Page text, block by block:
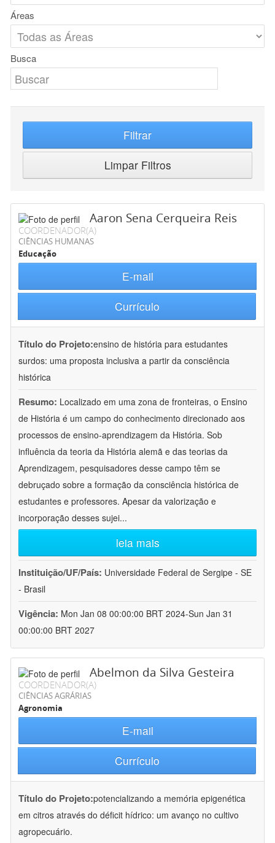
Áreas
Busca
Filtrar
Limpar Filtros
Aaron Sena Cerqueira Reis
COORDENADOR(A)
CIÊNCIAS HUMANAS
Educação
E-mail
Currículo
Título do Projeto:ensino de história para estudantes
surdos: uma proposta inclusiva a partir da consciência
histórica
Resumo: Localizado em uma zona de fronteiras, o Ensino
de História é um campo do conhecimento direcionado aos
processos de ensino-aprendizagem da História. Sob
influência da teoria da História alemã e das teorias da
Aprendizagem, pesquisadores desse campo têm se
debruçado sobre a formação da consciência histórica de
estudantes e professores. Apesar da valorização e
incorporação desses sujei...
leia mais
Instituição/UF/País: Universidade Federal de Sergipe - SE
- Brasil
Vigência: Mon Jan 08 00:00:00 BRT 2024-Sun Jan 31
00:00:00 BRT 2027
Abelmon da Silva Gesteira
COORDENADOR(A)
CIÊNCIAS AGRÁRIAS
Agronomia
E-mail
Currículo
Título do Projeto:potencializando a memória epigenética
em citros através do déficit hídrico: um avanço no cultivo
agropecuário.